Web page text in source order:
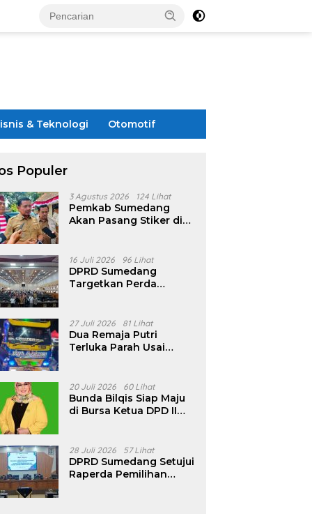
& Teknologi Otomotif
Populer
3 Agustus 2026 124 Lihat
Pemkab Sumedang
Akan Pasang Stiker di
16 Juli 2026 96 Lihat
DPRD Sumedang
Targetkan Perda
Pencalonan Diperjelas
27 Juli 2026 81 Lihat
Dua Remaja Putri
Terluka Parah Usai
Tanjungsari Sumedang
20 Juli 2026 60 Lihat
Bunda Bilqis Siap Maju
di Bursa Ketua DPD II
28 Juli 2026 57 Lihat
DPRD Sumedang Setujui
Raperda Pemilihan